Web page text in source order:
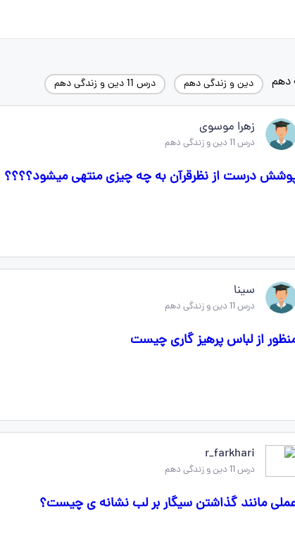
دهم دین و زندگی دهم درس 11 دین و زندگی دهم
زهرا موسوی
درس 11 دین و زندگی دهم
درست از نظرقرآن به چه چیزی منتهی میشود؟؟؟؟
سینا
درس 11 دین و زندگی دهم
از لباس پرهیز گاری چیست
r_farkhari
درس 11 دین و زندگی دهم
مانند گذاشتن سیگار بر لب نشانه ی چیست؟